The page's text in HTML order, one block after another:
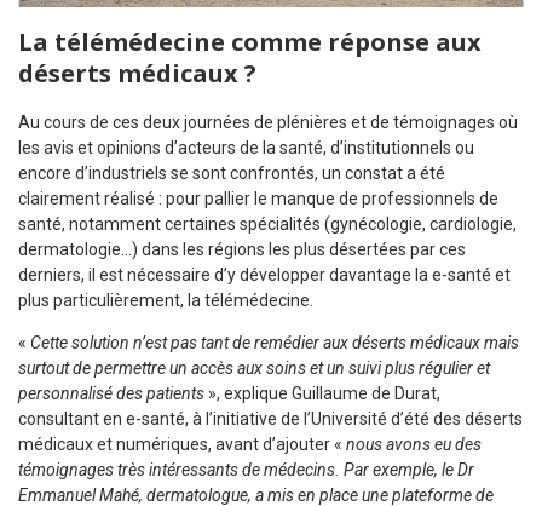
La télémédecine comme réponse aux
déserts médicaux ?
Au cours de ces deux journées de plénières et de témoignages où
les avis et opinions d’acteurs de la santé, d’institutionnels ou
encore d’industriels se sont confrontés, un constat a été
clairement réalisé : pour pallier le manque de professionnels de
santé, notamment certaines spécialités (gynécologie, cardiologie,
dermatologie…) dans les régions les plus désertées par ces
derniers, il est nécessaire d’y développer davantage la e-santé et
plus particulièrement, la télémédecine.
« Cette solution n’est pas tant de remédier aux déserts médicaux mais
surtout de permettre un accès aux soins et un suivi plus régulier et
personnalisé des patients », explique Guillaume de Durat,
consultant en e-santé, à l’initiative de l’Université d’été des déserts
médicaux et numériques, avant d’ajouter « nous avons eu des
témoignages très intéressants de médecins. Par exemple, le Dr
Emmanuel Mahé, dermatologue, a mis en place une plateforme de